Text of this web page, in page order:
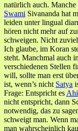
natürlich auch.
Swami Sivananda hat
leiden unter lingual
hören nicht mehr auf
schweigen. Nicht
Ich glaube, im Koran
steht. Manchmal auch
verschiedenen Stellen
will, sollte man erst
ist, wenn’s nicht Satya
Frage: Entspricht es
nicht entspricht, dann
notwendig, das zu
schweigt man. Wenn
man wahrscheinlich